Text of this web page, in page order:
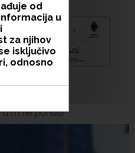
od
u
za njihov
isključivo
odnosno
u m:tel ponudi